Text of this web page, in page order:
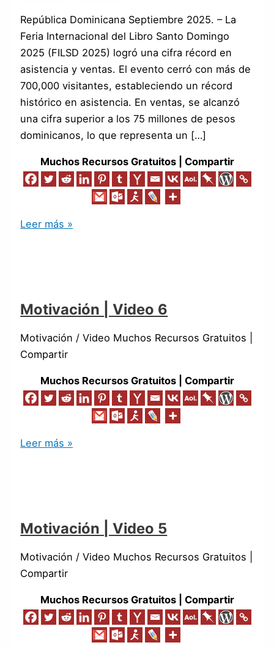
República Dominicana Septiembre 2025. – La
Feria Internacional del Libro Santo Domingo
2025 (FILSD 2025) logró una cifra récord en
asistencia y ventas. El evento cerró con más de
700,000 visitantes, estableciendo un récord
histórico en asistencia. En ventas, se alcanzó
una cifra superior a los 75 millones de pesos
dominicanos, lo que representa un […]
Muchos Recursos Gratuitos | Compartir
Leer más »
Motivación | Video 6
Motivación / Video Muchos Recursos Gratuitos |
Compartir
Muchos Recursos Gratuitos | Compartir
Leer más »
Motivación | Video 5
Motivación / Video Muchos Recursos Gratuitos |
Compartir
Muchos Recursos Gratuitos | Compartir